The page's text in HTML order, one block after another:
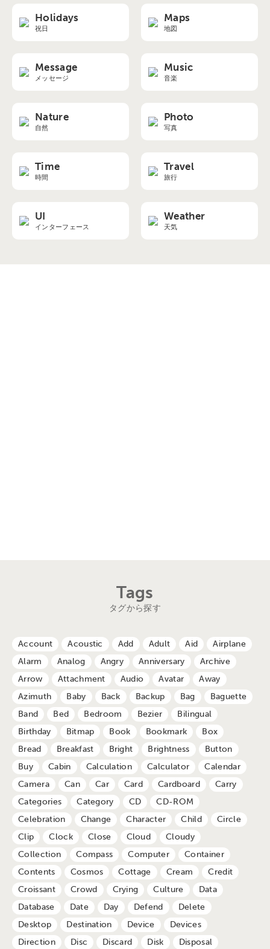
Holidays
祝日
Maps
地図
Message
メッセージ
Music
音楽
Nature
自然
Photo
写真
Time
時間
Travel
旅行
UI
インターフェース
Weather
天気
Tags
タグから探す
Account Acoustic Add Adult Aid
Airplane
Alarm
Analog Angry Anniversary
Archive
Arrow
Attachment Audio Avatar
Away
Azimuth
Baby Back Backup Bag
Baguette
Band
Bed Bedroom Bezier
Bilingual
Birthday
Bitmap Book Bookmark
Box
Bread
Breakfast Bright Brightness
Button
Buy
Cabin Calculation Calculator
Calendar
Camera
Can Car Card Cardboard
Carry
Categories
Category CD
CD-ROM
Celebration
Change Character Child
Circle
Clip
Clock Close Cloud
Cloudy
Collection
Compass Computer
Container
Contents
Cosmos Cottage Cream
Credit
Croissant
Crowd Crying Culture
Data
Database
Date Day Defend
Delete
Desktop
Destination Device
Devices
Direction
Disc Discard Disk
Disposal